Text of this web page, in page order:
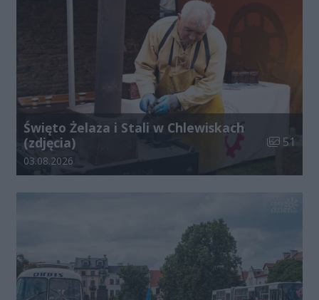
Święto Żelaza i Stali w Chlewiskach
(zdjęcia)
Liczba
51
Data dodania galerii:
03.08.2026